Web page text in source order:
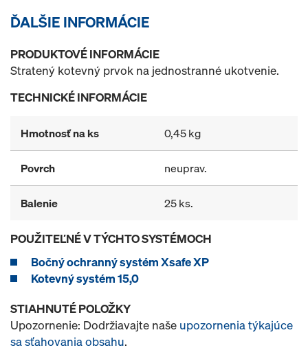
ĎALŠIE INFORMÁCIE
PRODUKTOVÉ INFORMÁCIE
Stratený kotevný prvok na jednostranné ukotvenie.
TECHNICKÉ INFORMÁCIE
Hmotnosť na ks 0,45 kg
Povrch neuprav.
Balenie 25 ks.
POUŽITEĽNÉ V TÝCHTO SYSTÉMOCH
Bočný ochranný systém Xsafe XP
Kotevný systém 15,0
STIAHNUTÉ POLOŽKY
Upozornenie: Dodržiavajte naše upozornenia týkajúce
sa sťahovania obsahu.